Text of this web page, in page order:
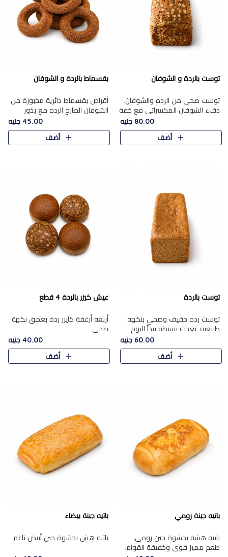
توست بالردة و الشوفان
توست صحي من الرده والشوفان.
دفء الشوفان المكسراتي مع خفة
80.00 جنيه
أضف
بقسماط بالردة و الشوفان
أقراص بقسماط دائرية مخبوزة من
الشوفان الطازج الرده مع بذور
مختارة. قرمشة الحبوب والبذور،
بداية صحية لكل صباح.
45.00 جنيه
أضف
توست بالردة
توست رده خفيف وصحي بنكهة
طبيعية. تغذية بسيطة تبدأ اليوم
60.00 جنيه
أضف
عيش كيزر بالردة 4 قطع
أربعة أرغفة كايزر ردة بعمق نكهة
صحي.
40.00 جنيه
أضف
باتيه جبنة رومي
باتيه هشة بحشوة جبن رومي،
طعم مميز قوي وخفيفة القوام.
باتيه جبنة بيضاء
باتيه هش بحشوة جبن أبيض ناعم.